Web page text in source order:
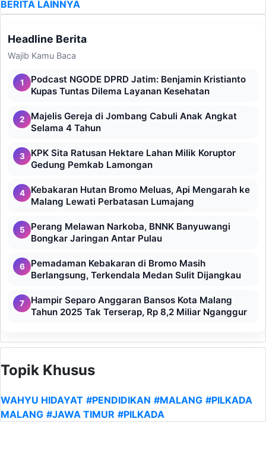
BERITA LAINNYA
Headline Berita
Wajib Kamu Baca
1
Podcast NGODE DPRD Jatim: Benjamin Kristianto
Kupas Tuntas Dilema Layanan Kesehatan
2
Majelis Gereja di Jombang Cabuli Anak Angkat
Selama 4 Tahun
3
KPK Sita Ratusan Hektare Lahan Milik Koruptor
Gedung Pemkab Lamongan
4
Kebakaran Hutan Bromo Meluas, Api Mengarah ke
Malang Lewati Perbatasan Lumajang
5
Perang Melawan Narkoba, BNNK Banyuwangi
Bongkar Jaringan Antar Pulau
6
Pemadaman Kebakaran di Bromo Masih
Berlangsung, Terkendala Medan Sulit Dijangkau
7
Hampir Separo Anggaran Bansos Kota Malang
Tahun 2025 Tak Terserap, Rp 8,2 Miliar Nganggur
Topik Khusus
WAHYU HIDAYAT #PENDIDIKAN #MALANG #PILKADA
MALANG #JAWA TIMUR #PILKADA